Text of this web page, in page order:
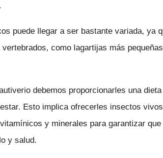
puede llegar a ser bastante variada, ya
como lagartijas más
debemos proporcionarles una
Esto implica ofrecerles insectos
y minerales para garantizar
y salud.